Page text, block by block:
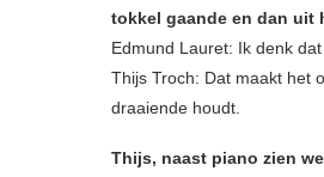
tokkel gaande en dan uit
Edmund Lauret: Ik denk
Thijs Troch: Dat maakt het
draaiende houdt.
Thijs, naast piano zien